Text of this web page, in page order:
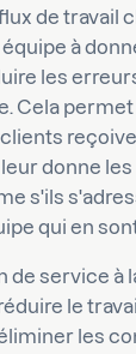
de travail
à
les
Cela
donne
s'ils
qui en
de service à
le
les